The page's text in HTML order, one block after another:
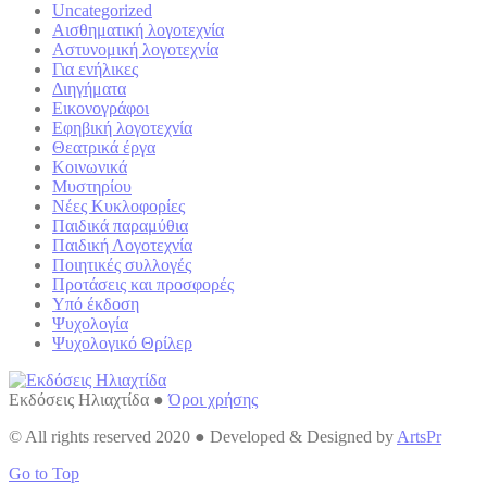
Uncategorized
Αισθηματική λογοτεχνία
Αστυνομική λογοτεχνία
Για ενήλικες
Διηγήματα
Εικονογράφοι
Εφηβική λογοτεχνία
Θεατρικά έργα
Κοινωνικά
Μυστηρίου
Νέες Κυκλοφορίες
Παιδικά παραμύθια
Παιδική Λογοτεχνία
Ποιητικές συλλογές
Προτάσεις και προσφορές
Υπό έκδοση
Ψυχολογία
Ψυχολογικό Θρίλερ
Εκδόσεις Ηλιαχτίδα ●Όροι χρήσης
© All rights reserved 2020 ● Developed & Designed byArtsPr
Go to Top